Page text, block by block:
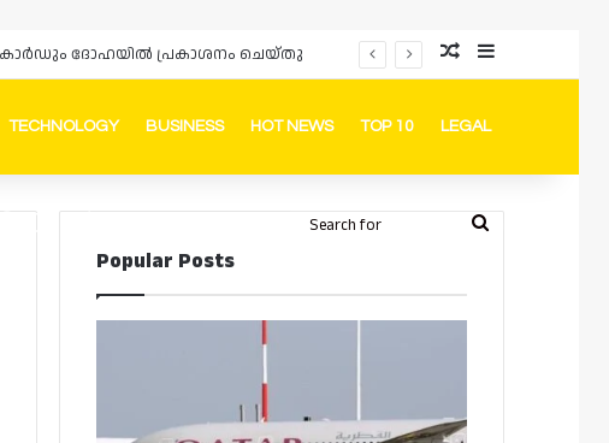
Random Article
Sidebar
TECHNOLOGY BUSINESS HOT NEWS TOP 10 LEGAL
FacebookInstagram
Telegram
Whatsapp Random Article
Switch skin
Search
Popular Posts